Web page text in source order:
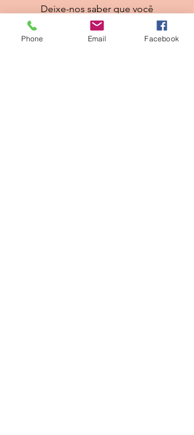
Deixe-nos saber que você
está vindo!
Phone Email Facebook